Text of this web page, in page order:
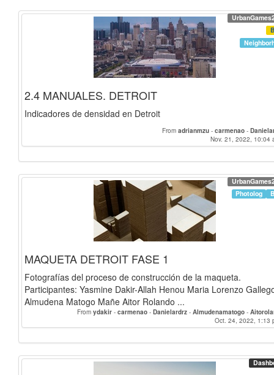
2.4 MANUALES. DETROIT
Indicadores de densidad en Detroit
From adrianmzu - carmenao -
Nov. 21, 2022, 10:04
Photolog
MAQUETA DETROIT FASE 1
Fotografías del proceso de construcción de la maqueta.
Participantes: Yasmine Dakir-Allah Henou Maria Lorenzo
Almudena Matogo Mañe Aitor Rolando ...
From ydakir - carmenao - Danielardrz - Almudenamatogo -
Oct. 24, 2022, 1:13